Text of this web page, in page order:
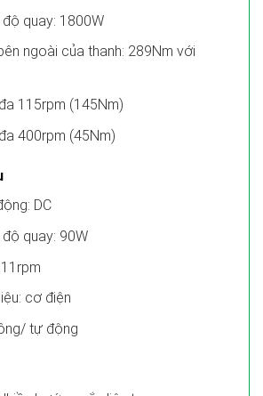
quay: 1800W
ngoài của thanh: 289Nm với
115rpm (145Nm)
400rpm (45Nm)
DC
quay: 90W
cơ điện
tự động